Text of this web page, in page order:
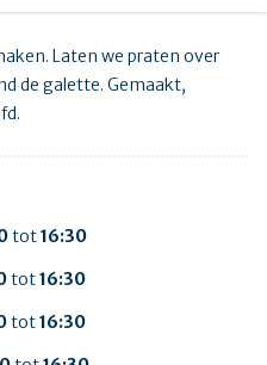
Laten we praten over
de galette. Gemaakt,
tot16:30
tot16:30
tot16:30